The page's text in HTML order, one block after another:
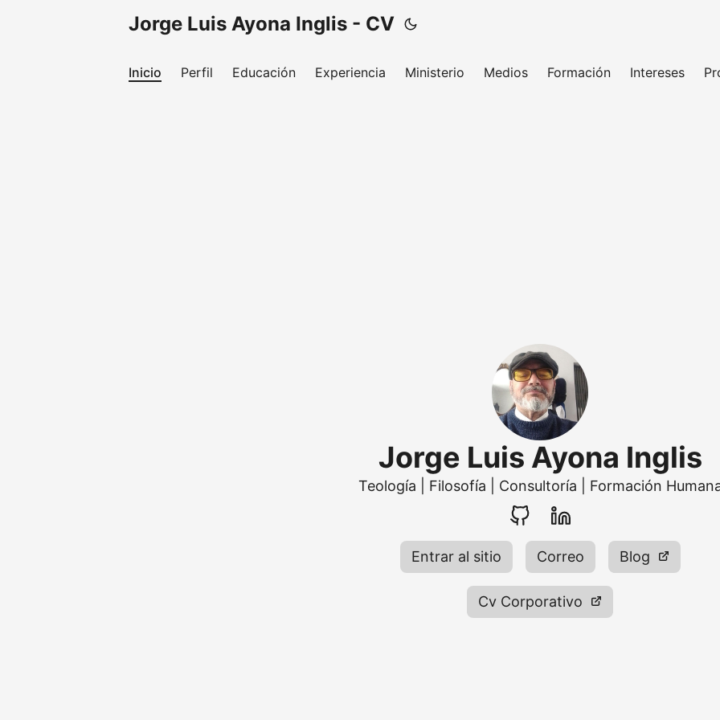
Jorge Luis Ayona Inglis - CV
Inicio Perfil Educación Experiencia Ministerio Medios Formación Intereses
Jorge Luis Ayona Inglis
Teología | Filosofía | Consultoría | Formación
Entrar al sitio Correo Blog
Cv Corporativo